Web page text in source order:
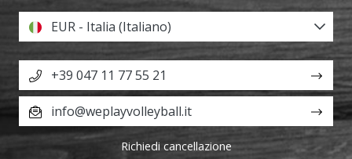
EUR - Italia (Italiano)
+39 047 11 77 55 21
info@weplayvolleyball.it
Richiedi cancellazione